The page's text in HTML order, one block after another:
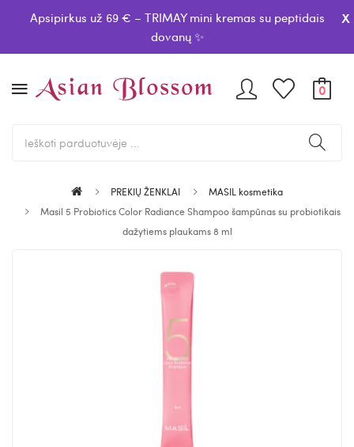
Apsipirkus už 69 € – TRIMAY mini kremas su peptidais
dovanų ✨
x
0
PREKIŲ ŽENKLAI
MASIL kosmetika
Masil 5 Probiotics Color Radiance Shampoo šampūnas su probiotikais
dažytiems plaukams 8 ml